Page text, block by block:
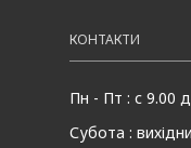
КОНТАКТИ
Пн - Пт : с 9.00
Субота :